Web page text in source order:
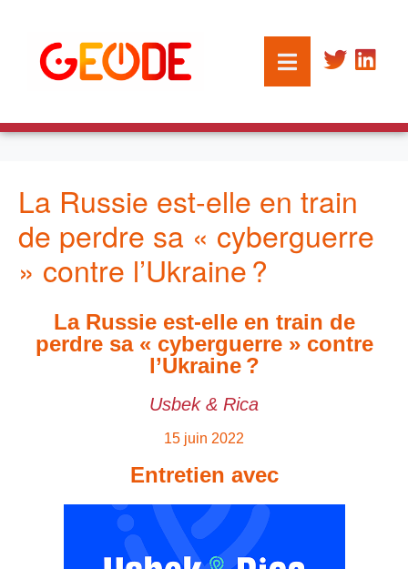
La Russie est-elle en train
de perdre sa « cyberguerre
» contre l’Ukraine ?
La Russie est-elle en train de
perdre sa « cyberguerre » contre
l’Ukraine ?
Usbek & Rica
15 juin 2022
Entretien avec